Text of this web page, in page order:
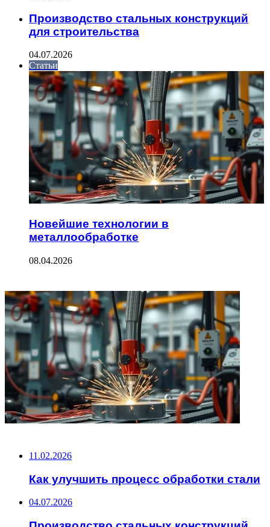
Производство стальных конструкций
для строительства
04.07.2026
Статьи
Новейшие технологии в
металлообработке
08.04.2026
11.02.2026
Как улучшить процесс обработки стали
04.07.2026